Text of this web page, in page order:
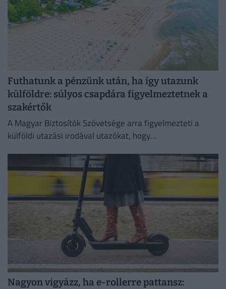
Futhatunk a pénzünk után, ha így utazunk
külföldre: súlyos csapdára figyelmeztetnek a
szakértők
A Magyar Biztosítók Szövetsége arra figyelmezteti a
külföldi utazási irodával utazókat, hogy
eltérhetnek a magyar gyakorlattól
Nagyon vigyázz, ha e-rollerre pattansz: